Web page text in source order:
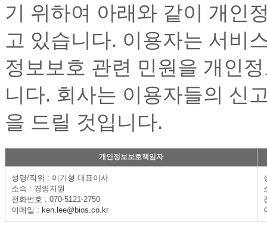
기 위하여 아래와 같이 개인
고 있습니다. 이용자는 서비
정보보호 관련 민원을 개인
니다. 회사는 이용자들의 신
을 드릴 것입니다.
개인정보보호책임자
성명/직위 : 이기형 대표이사
소속 : 경영지원
전화번호 : 070-5121-2750
이메일 : ken.lee@bios.co.kr